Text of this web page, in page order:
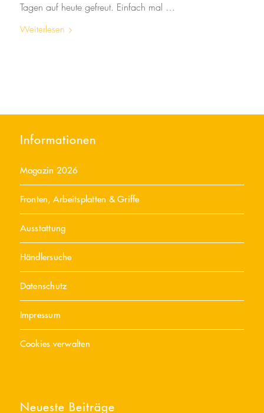
Tagen auf heute gefreut. Einfach mal …
Weiterlesen
Informationen
Magazin 2026
Fronten, Arbeitsplatten & Griffe
Ausstattung
Händlersuche
Datenschutz
Impressum
Cookies verwalten
Neueste Beiträge